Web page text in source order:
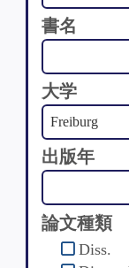
書名
大学
出版年
論文種類
Diss.